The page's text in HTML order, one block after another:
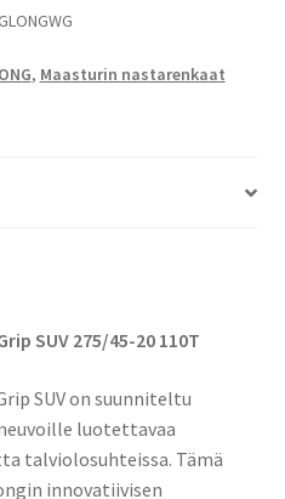
, Maasturin nastarenkaat
SUV 275/45-20 110T
SUV on suunniteltu
luotettavaa
talviolosuhteissa. Tämä
innovatiivisen